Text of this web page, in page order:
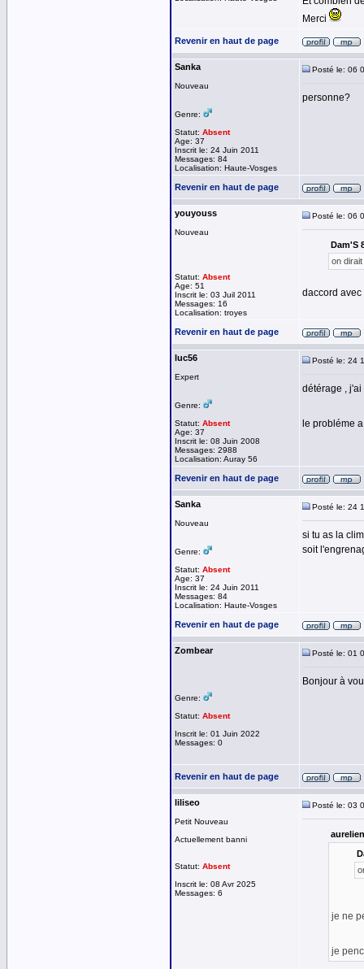
Merci
Revenir en haut de page
Sanka
Nouveau
Genre:
Statut: Absent
Age: 37
Inscrit le: 24 Juin 2011
Messages: 84
Localisation: Haute-Vosges
Posté le: 06
personne?
Revenir en haut de page
youyouss
Nouveau
Statut: Absent
Age: 51
Inscrit le: 03 Juil 2011
Messages: 16
Localisation: troyes
Posté le: 06
Dam'S
on
daccord avec
Revenir en haut de page
luc56
Expert
Genre:
Statut: Absent
Age: 37
Inscrit le: 08 Juin 2008
Messages: 2988
Localisation: Auray 56
Posté le: 24
détérage ,
le probléme
Revenir en haut de page
Sanka
Nouveau
Genre:
Statut: Absent
Age: 37
Inscrit le: 24 Juin 2011
Messages: 84
Localisation: Haute-Vosges
Posté le: 24
si tu as la
soit
Revenir en haut de page
Zombear
Genre:
Statut: Absent
Inscrit le: 01 Juin 2022
Messages: 0
Posté le: 01
Bonjour à
Revenir en haut de page
liliseo
Petit Nouveau
Actuellement banni
Statut: Absent
Inscrit le: 08 Avr 2025
Messages: 6
Posté le: 03
je ne
je